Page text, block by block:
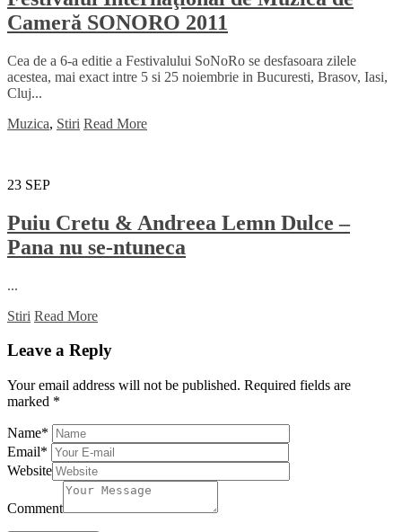
Cameră SONORO 2011
Cea de a 6-a editie a Festivalului SoNoRo se desfasoara zilele
acestea, mai exact intre 5 si 25 noiembrie in Bucuresti, Brasov, Iasi,
Cluj...
Muzica, Stiri Read More
23 SEP
Puiu Cretu & Andreea Lemn Dulce –
Pana nu se-ntuneca
...
Stiri Read More
Leave a Reply
Your email address will not be published. Required fields are
marked *
Name*
Email*
Website
Comment